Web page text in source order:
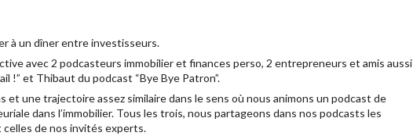
à un dîner entre investisseurs.
avec 2 podcasteurs immobilier et finances perso, 2 entrepreneurs et amis aussi
!” et Thibaut du podcast “Bye Bye Patron”.
et une trajectoire assez similaire dans le sens où nous animons un podcast de
dans l’immobilier. Tous les trois, nous partageons dans nos podcasts les
celles de nos invités experts.